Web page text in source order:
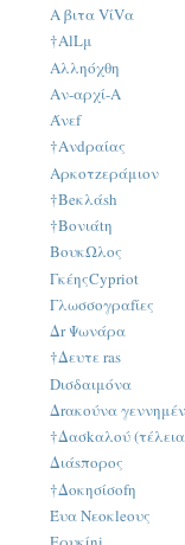
Α βιτα VίVα
†AlLμ
Αλληόχθη
Αν-αρχί-A
Άνεf
†Ανdραίας
Αρκοτzεράμιον
†Beκλάsh
†Βονιάtη
BουκΩλος
ΓκέηςCypriot
Γλωσσογραfίες
Δr Ψωνάρα
†Δευτε ras
Dισδαιμόνα
Δrακούνα
†Δασkαλού
Διάsπορος
†Δοκησίσοfη
Έυα Νεοκleους